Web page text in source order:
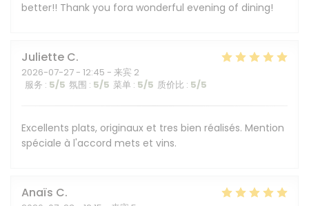
better!! Thank you fora wonderful evening of dining!
Juliette C
2026-07-27 - 12:45 - 来宾 2
服务 : 5/5 氛围 : 5/5 菜单 : 5/5 质价比 : 5/5
Excellents plats, originaux et tres bien réalisés. Mention
spéciale à l'accord mets et vins.
Anaïs C